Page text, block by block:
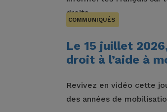
droits.
COMMUNIQUÉS
Le 15 juillet
droit à l’aide à
Revivez en vidéo cette
des années de